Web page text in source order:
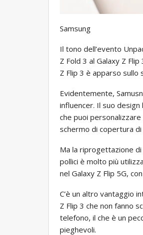
Samsung
Il tono dell’evento
Z Fold 3 al Galaxy Z
Z Flip 3 è apparso
Evidentemente,
influencer. Il suo
che puoi
schermo di copertura
Ma la riprogettazione
pollici è molto più
nel Galaxy Z Flip 5G,
C’è un altro vantaggio
Z Flip 3 che non fanno
telefono, il che è un
pieghevoli.